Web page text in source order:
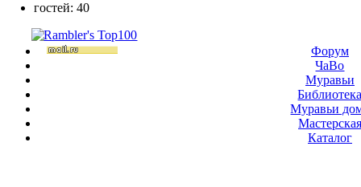
гостей: 40
Форум
ЧаВо
Муравьи
Муравьи
Мастерская
Каталог